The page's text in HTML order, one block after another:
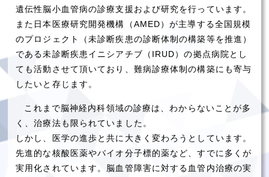
遺伝性脳小血管病の診療支援および研究を行っています。
また日本医療研究開発機構（AMED）が主導する全国規模
のプロジェクト（未診断疾患の診断体制の構築等を推進）
である未診断疾患イニシアチブ（IRUD）の拠点病院とし
ても活動させて頂いており、難病診療体制の構築にも寄与
したいと存じます。
これまで脳神経内科領域の診療は、わからないことが多
く、治療法も限られていました。
しかし、医学の進歩と共に大きく変わろうとしています。
先進的な核酸医薬やバイオ分子標的薬など、すでに多くが
実用化されています。脳血管障害に対する血管内治療の実